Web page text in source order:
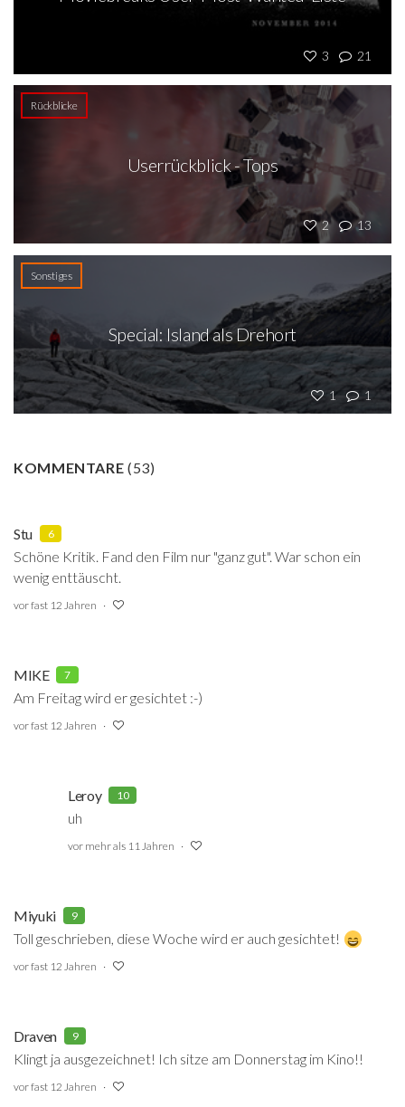
3 21
Rückblicke
2 13
Userrückblick - Tops
Sonstiges
1 1
Special: Island als Drehort
KOMMENTARE(53)
Stu 6
Schöne Kritik. Fand den Film nur "ganz gut". War schon ein
wenig enttäuscht.
vor fast 12 Jahren
MIKE 7
Am Freitag wird er gesichtet :-)
vor fast 12 Jahren
Leroy 10
uh
vor mehr als 11 Jahren
Miyuki 9
Toll geschrieben, diese Woche wird er auch gesichtet!
vor fast 12 Jahren
Draven 9
Klingt ja ausgezeichnet! Ich sitze am Donnerstag im Kino!!
vor fast 12 Jahren